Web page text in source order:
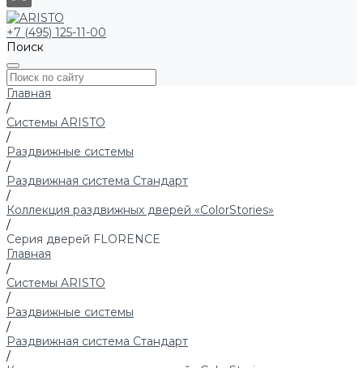
+7 (495) 125-11-00
Поиск
Главная
/
Системы ARISTO
/
Раздвижные системы
/
Раздвижная система Стандарт
/
Коллекция раздвижных дверей «ColorStories»
/
Серия дверей FLORENCE
Главная
/
Системы ARISTO
/
Раздвижные системы
/
Раздвижная система Стандарт
/